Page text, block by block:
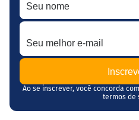
Seu melhor e-mail
Ao se inscrever, você concorda
termos de